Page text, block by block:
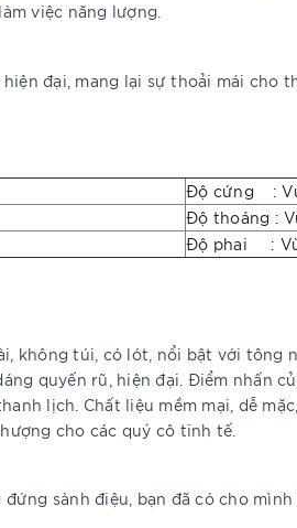
việc năng lượng.
đại, mang lại sự thoải mái
Độ cứng :
Độ thoáng :
Độ phai :
không túi, có lót, nổi bật với
quyến rũ, hiện đại. Điểm nhấn
lịch. Chất liệu mềm mại, dễ
cho các quý cô tinh tế.
đứng sành điệu, bạn đã có cho